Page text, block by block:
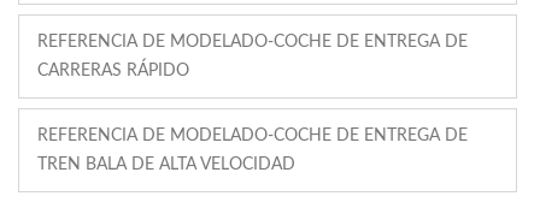
REFERENCIA DE MODELADO-COCHE DE ENTREGA DE
CARRERAS RÁPIDO
REFERENCIA DE MODELADO-COCHE DE ENTREGA DE
TREN BALA DE ALTA VELOCIDAD